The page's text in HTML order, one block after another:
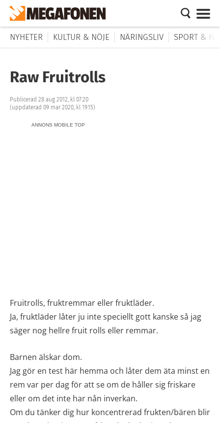
NYHETER KULTUR & NÖJE NÄRINGSLIV SPORT &
Raw Fruitrolls
Publicerad 28 aug 2012, kl 07:20
(uppdaterad 09 mar 2020, kl 19:15)
ANNONS MOBILE TOP
Fruitrolls, fruktremmar eller fruktläder.
Ja, fruktläder låter ju inte speciellt gott kanske så jag
säger nog hellre fruit rolls eller remmar.
Barnen älskar dom.
Jag gör en test här hemma och låter dem äta minst en
rem var per dag för att se om de håller sig friskare
eller om det inte har nån inverkan.
Om du tänker dig hur koncentrerad frukten/bären blir